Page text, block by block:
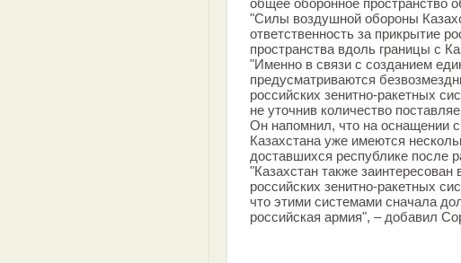
общее оборонное пространство
"Силы воздушной обороны
ответственность за прикрытие
пространства вдоль границы с
"Именно в связи с созданием
предусматриваются
российских зенитно-ракетных
не уточнив количество
Он напомнил, что на оснащении
Казахстана уже имеются
доставшихся республике после
"Казахстан также
российских зенитно-ракетных
что этими системами сначала
российская армия", – добавил